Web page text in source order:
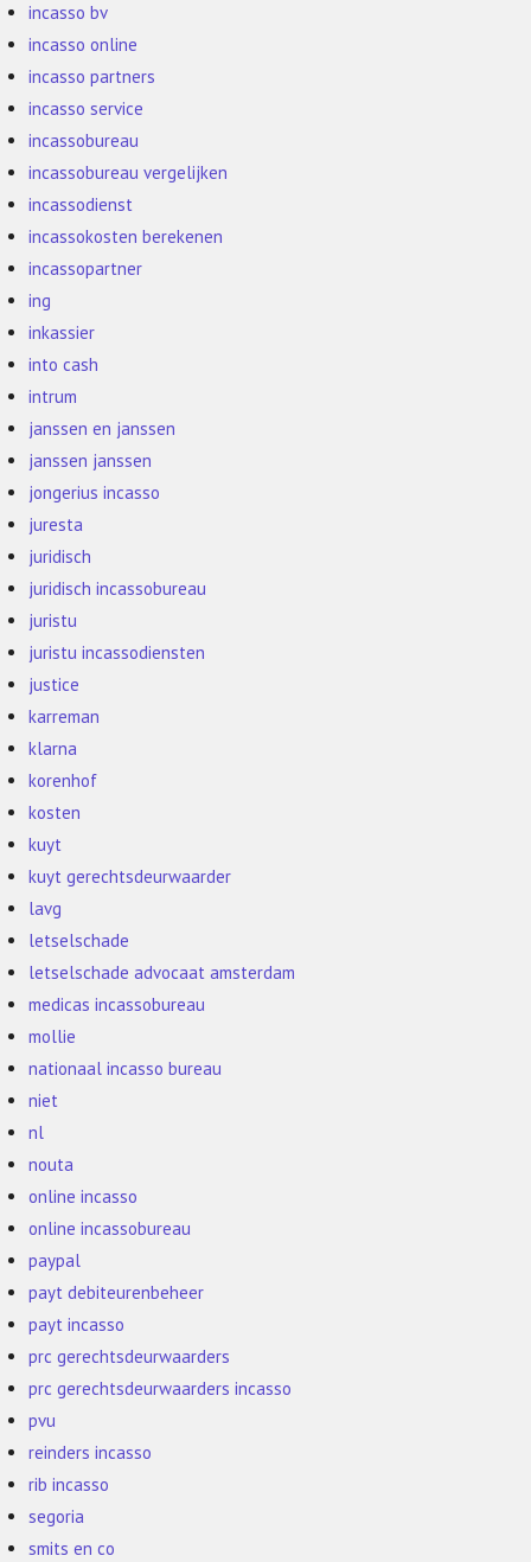
incasso bv
incasso online
incasso partners
incasso service
incassobureau
incassobureau vergelijken
incassodienst
incassokosten berekenen
incassopartner
ing
inkassier
into cash
intrum
janssen en janssen
janssen janssen
jongerius incasso
juresta
juridisch
juridisch incassobureau
juristu
juristu incassodiensten
justice
karreman
klarna
korenhof
kosten
kuyt
kuyt gerechtsdeurwaarder
lavg
letselschade
letselschade advocaat amsterdam
medicas incassobureau
mollie
nationaal incasso bureau
niet
nl
nouta
online incasso
online incassobureau
paypal
payt debiteurenbeheer
payt incasso
prc gerechtsdeurwaarders
prc gerechtsdeurwaarders incasso
pvu
reinders incasso
rib incasso
segoria
smits en co